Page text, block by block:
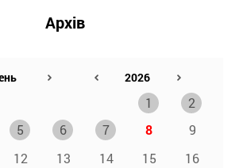
Архів
1
2
5 6 7 8
9
12 13 14 15
16